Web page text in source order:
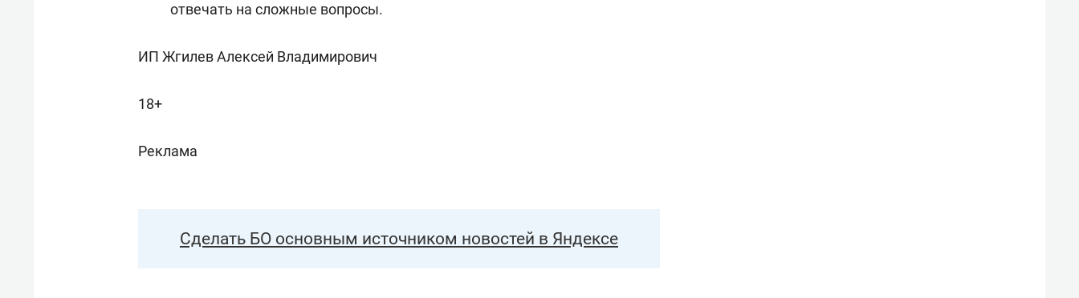
отвечать на сложные вопросы.
ИП Жгилев Алексей Владимирович
18+
Реклама
Сделать БО основным источником новостей в Яндексе